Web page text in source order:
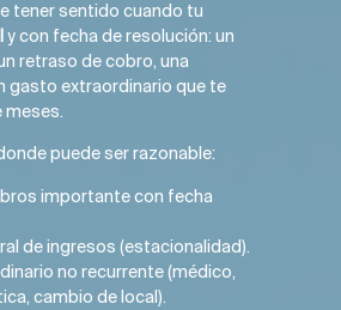
tener sentido cuando tu
y con fecha de resolución: un
retraso de cobro, una
gasto extraordinario que te
puede ser razonable:
importante con fecha
de ingresos (estacionalidad).
no recurrente (médico,
cambio de local).